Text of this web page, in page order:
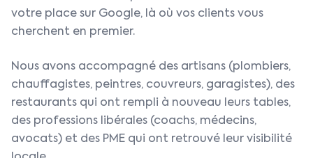
votre place sur Google, là où vos clients vous
cherchent en premier.
Nous avons accompagné des artisans (plombiers,
chauffagistes, peintres, couvreurs, garagistes), des
restaurants qui ont rempli à nouveau leurs tables,
des professions libérales (coachs, médecins,
avocats) et des PME qui ont retrouvé leur visibilité